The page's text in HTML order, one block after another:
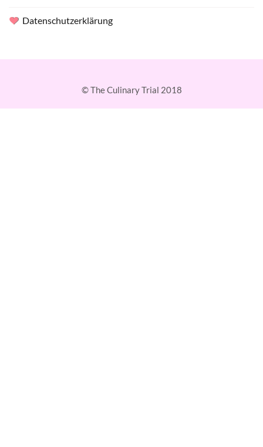
Datenschutzerklärung
© The Culinary Trial 2018